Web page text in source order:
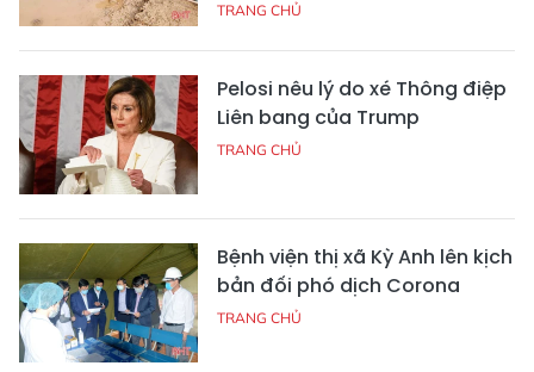
TRANG CHỦ
Pelosi nêu lý do xé Thông điệp
Liên bang của Trump
TRANG CHỦ
Bệnh viện thị xã Kỳ Anh lên kịch
bản đối phó dịch Corona
TRANG CHỦ